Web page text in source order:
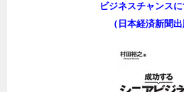
ビジネスチャンス
（日本経済新聞出